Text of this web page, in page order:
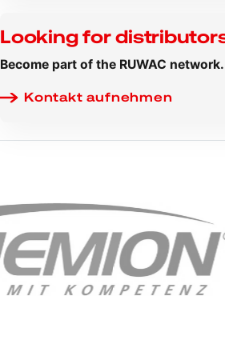
Looking for
Become part of the RUWAC network.
Kontakt aufnehmen